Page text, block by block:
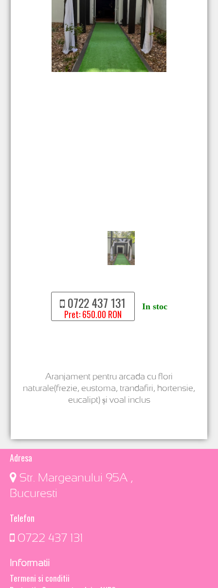
0722 437 131
Pret: 650.00 RON
In stoc
Aranjament pentru arcada cu flori
naturale(frezie, eustoma, trandafiri, hortensie,
eucalipt) și voal inclus
Adresa
​ Str. Margeanului 95A ,
Bucuresti
Telefon
0722 437 131
Informatii
Termeni si conditii